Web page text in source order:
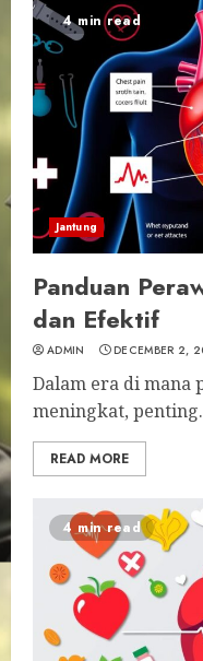
4 min read
Jantung
Panduan
dan Efektif
ADMIN DECEMBER 2,
Dalam era di mana
meningkat,
READ MORE
4 min read